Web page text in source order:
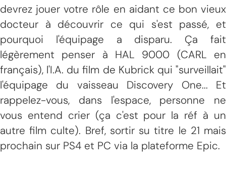
devrez jouer votre rôle en aidant ce bon vieux
docteur à découvrir ce qui s'est passé, et
pourquoi l'équipage a disparu. Ça fait
légèrement penser à HAL 9000 (CARL en
français), l'I.A. du film de Kubrick qui "surveillait"
l'équipage du vaisseau Discovery One... Et
rappelez-vous, dans l'espace, personne ne
vous entend crier (ça c'est pour la réf à un
autre film culte). Bref, sortir su titre le 21 mais
prochain sur PS4 et PC via la plateforme Epic.